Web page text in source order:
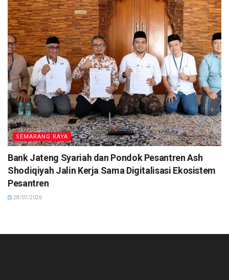
SEMARANG RAYA
Bank Jateng Syariah dan Pondok Pesantren Ash
Shodiqiyah Jalin Kerja Sama Digitalisasi Ekosistem
Pesantren
28/07/2026